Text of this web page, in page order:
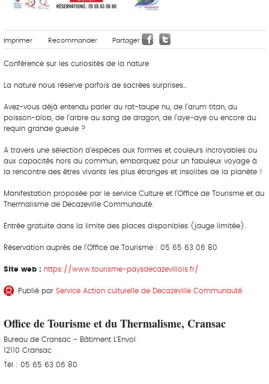
Imprimer Recommander Partager
Conférence sur les curiosités de la nature
La nature nous réserve parfois de sacrées surprises…
Avez-vous déjà entendu parler du rat-taupe nu, de l’arum titan, du
poisson-blob, de l’arbre au sang de dragon, de l’aye-aye ou encore du
requin grande gueule ?
A travers une sélection d’espèces aux formes et couleurs incroyables ou
aux capacités hors du commun, embarquez pour un fabuleux voyage à
la rencontre des êtres vivants les plus étranges et insolites de la planète !
Manifestation proposée par le service Culture et l’Office de Tourisme et du
Thermalisme de Decazeville Communauté.
Entrée gratuite dans la limite des places disponibles (jauge limitée).
Réservation auprès de l’Office de Tourisme : 05 65 63 06 80
Site web : https://www.tourisme-paysdecazevillois.fr/
Publié par Service Action culturelle de Decazeville Communauté
Office de Tourisme et du Thermalisme, Cransac
Bureau de Cransac - Bâtiment L'Envol
12110 Cransac
Tél : 05 65 63 06 80